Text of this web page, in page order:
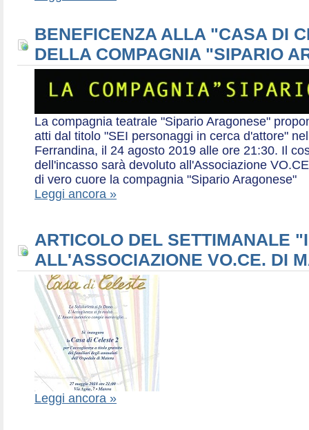
BENEFICENZA ALLA "CASA DI
DELLA COMPAGNIA "SIPARIO
La compagnia teatrale "Sipario Aragonese"
atti dal titolo "SEI personaggi in cerca d'attore"
Ferrandina, il 24 agosto 2019 alle ore 21:30. Il
dell'incasso sarà devoluto all'Associazione
di vero cuore la compagnia "Sipario Aragonese"
Leggi ancora »
ARTICOLO DEL SETTIMANALE
ALL'ASSOCIAZIONE VO.CE. DI
Leggi ancora »